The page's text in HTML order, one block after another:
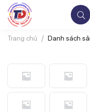
Trang chủ Danh sách